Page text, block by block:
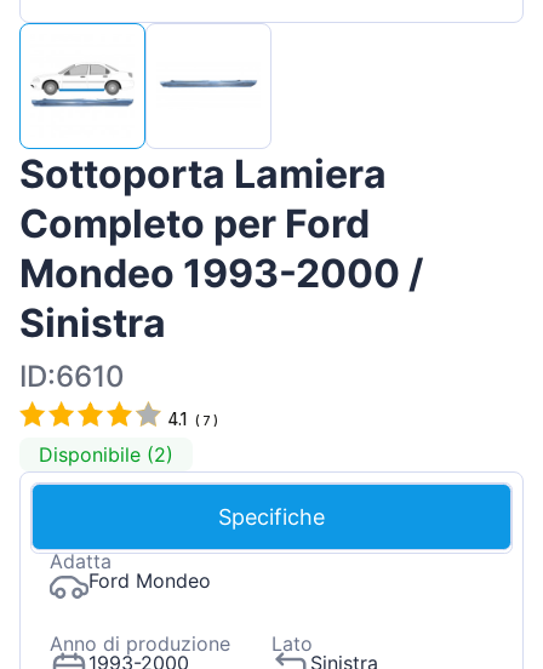
Sottoporta Lamiera
Completo per Ford
Mondeo 1993-2000 /
Sinistra
ID:6610
4.1 ( 7 )
Disponibile (2)
Specifiche
Adatta
Ford Mondeo
Anno di produzione
1993-2000
Lato
Sinistra